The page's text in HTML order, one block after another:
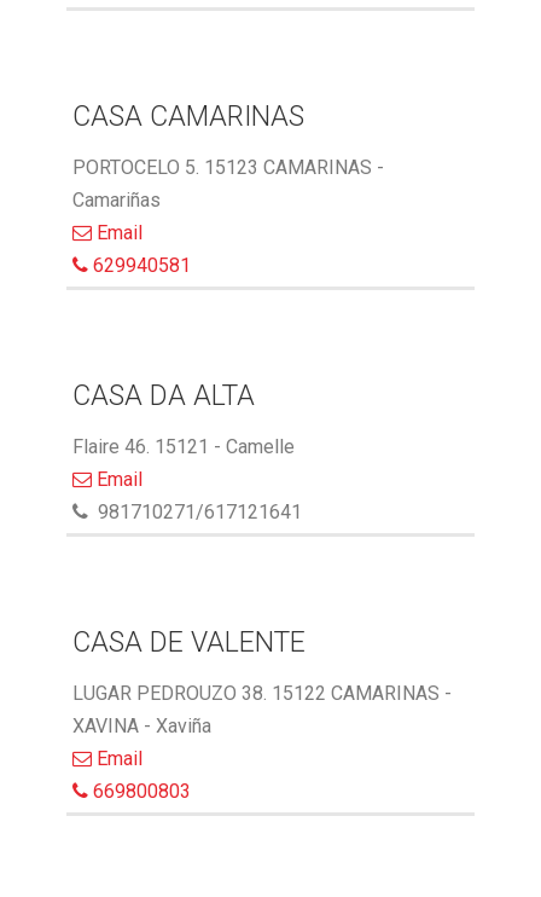
CASA CAMARINAS
PORTOCELO 5. 15123 CAMARINAS -
Camariñas
Email
629940581
CASA DA ALTA
Flaire 46. 15121 - Camelle
Email
981710271/617121641
CASA DE VALENTE
LUGAR PEDROUZO 38. 15122 CAMARINAS -
XAVINA - Xaviña
Email
669800803